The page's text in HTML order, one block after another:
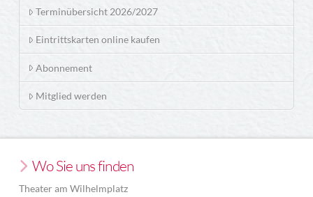
Terminübersicht 2026/2027
Eintrittskarten online kaufen
Abonnement
Mitglied werden
Wo Sie uns finden
Theater am Wilhelmplatz